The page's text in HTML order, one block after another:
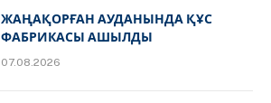
ЖАҢАҚОРҒАН АУДАНЫНДА ҚҰС
ФАБРИКАСЫ АШЫЛДЫ
07.08.2026